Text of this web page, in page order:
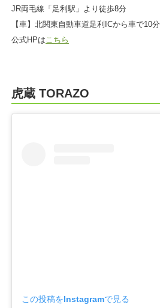
JR両毛線「足利駅」より徒歩8分
【車】北関東自動車道足利ICから車で10分
公式HPは こちら
虎蔵 TORAZO
この投稿をInstagramで見る